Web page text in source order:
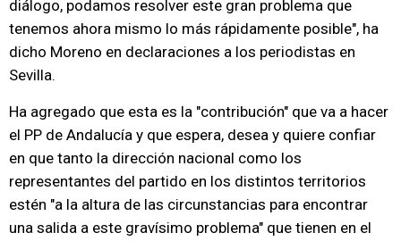
diálogo, podamos resolver este gran problema que
tenemos ahora mismo lo más rápidamente posible", ha
dicho Moreno en declaraciones a los periodistas en
Sevilla.
Ha agregado que esta es la "contribución" que va a hacer
el PP de Andalucía y que espera, desea y quiere confiar
en que tanto la dirección nacional como los
representantes del partido en los distintos territorios
estén "a la altura de las circunstancias para encontrar
una salida a este gravísimo problema" que tienen en el